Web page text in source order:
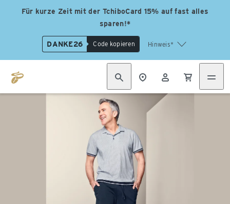
Für kurze Zeit mit der TchiboCard 15% auf fast alles
sparen!*
DANKE26 Code kopieren Hinweis*